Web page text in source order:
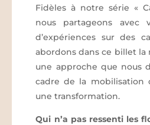
Fidèles à notre série «
nous partageons avec
d’expériences sur des
abordons dans ce billet
une approche que nous
cadre de la mobilisation
une transformation.
Qui n’a pas ressenti les